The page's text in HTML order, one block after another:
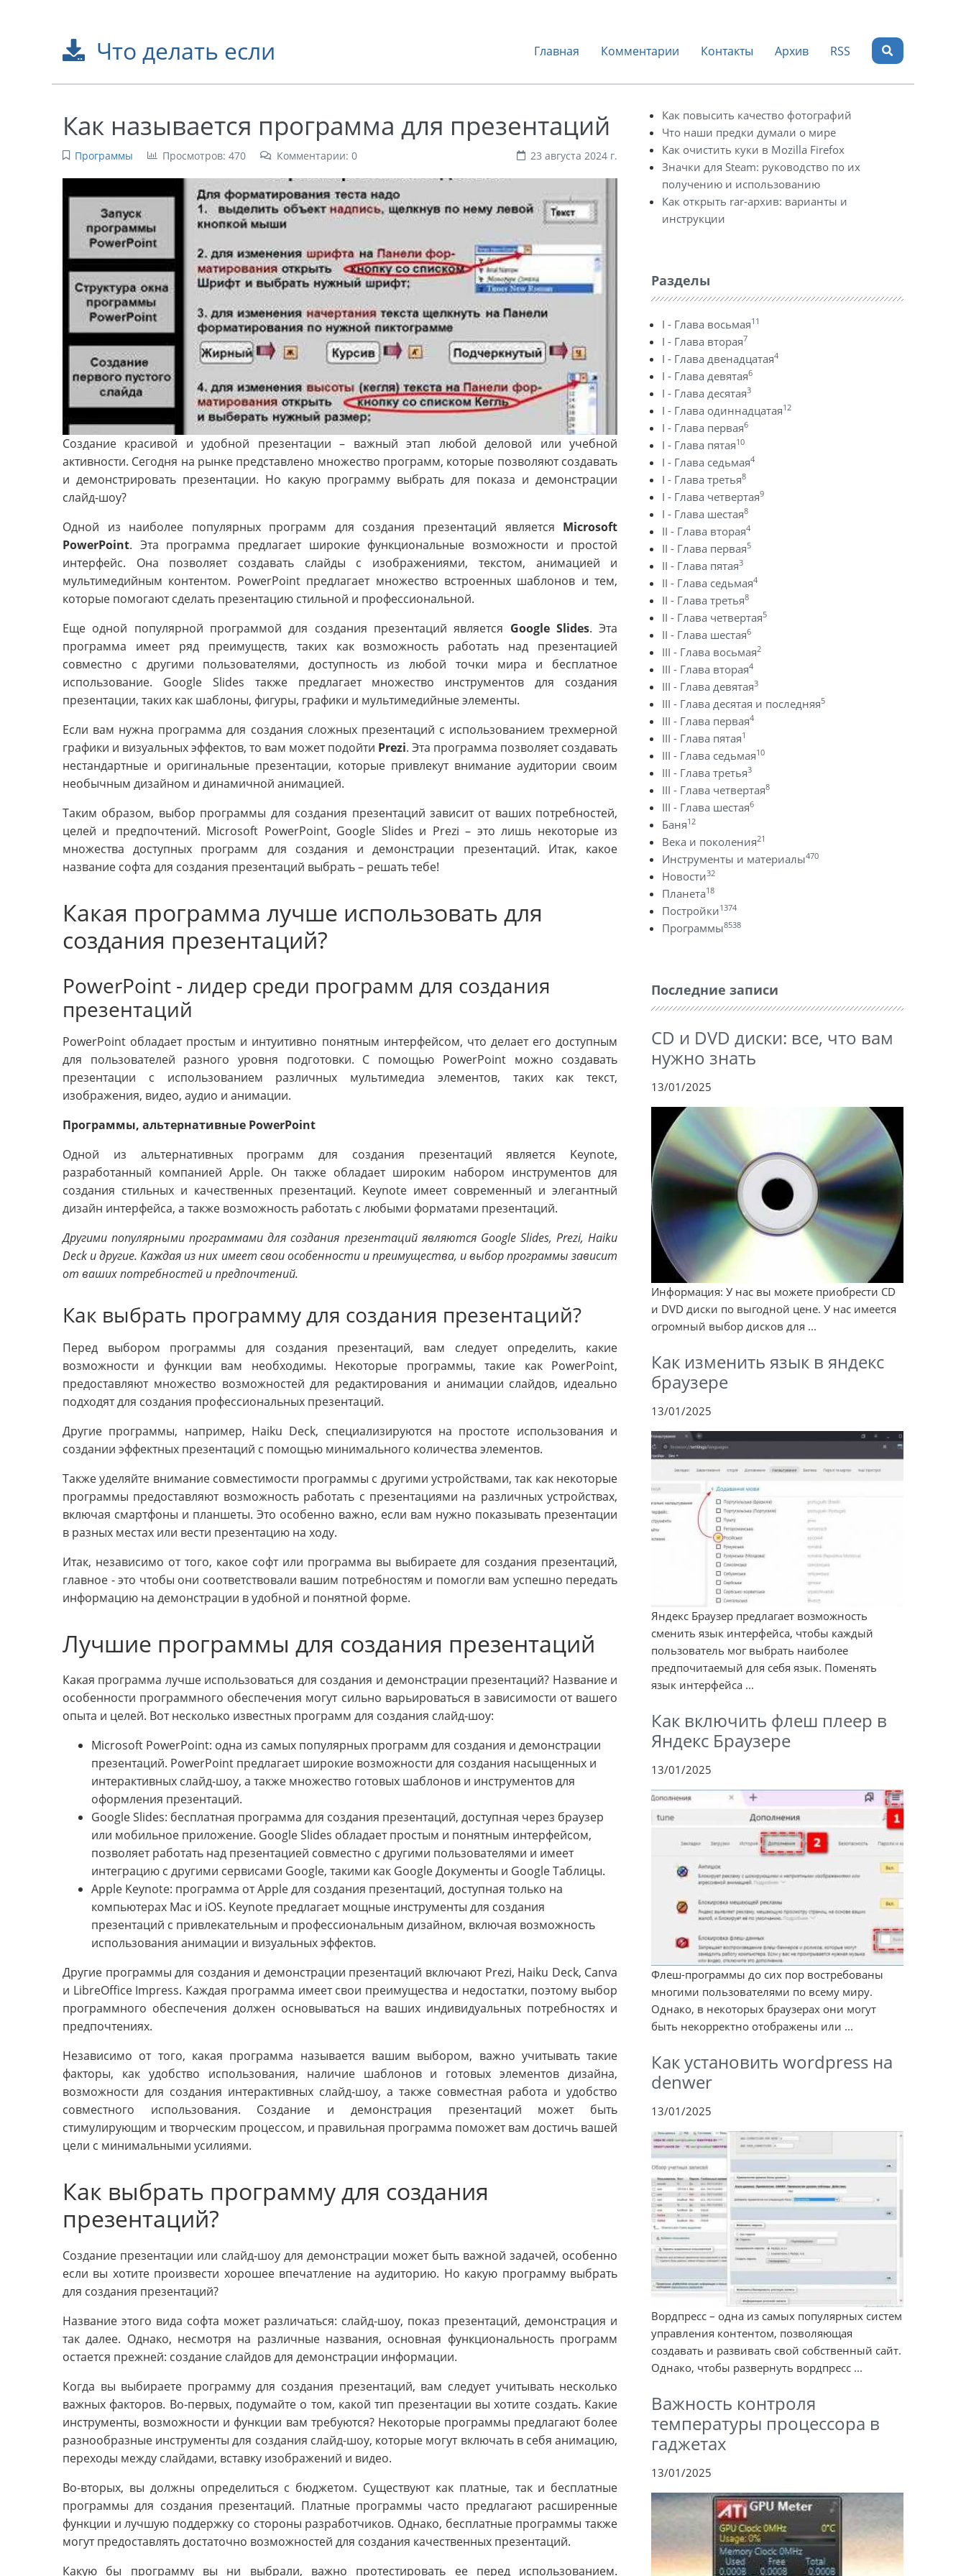
Что делать если Главная Комментарии Контакты Архив RSS
Как называется программа для презентаций
Программы Просмотров: 470 Комментарии: 0 23 августа 2024 г.
Создание красивой и удобной презентации – важный этап любой деловой или учебной
активности. Сегодня на рынке представлено множество программ, которые позволяют создавать
и демонстрировать презентации. Но какую программу выбрать для показа и демонстрации
слайд-шоу?
Одной из наиболее популярных программ для создания презентаций является Microsoft
PowerPoint. Эта программа предлагает широкие функциональные возможности и простой
интерфейс. Она позволяет создавать слайды с изображениями, текстом, анимацией и
мультимедийным контентом. PowerPoint предлагает множество встроенных шаблонов и тем,
которые помогают сделать презентацию стильной и профессиональной.
Еще одной популярной программой для создания презентаций является Google Slides. Эта
программа имеет ряд преимуществ, таких как возможность работать над презентацией
совместно с другими пользователями, доступность из любой точки мира и бесплатное
использование. Google Slides также предлагает множество инструментов для создания
презентации, таких как шаблоны, фигуры, графики и мультимедийные элементы.
Если вам нужна программа для создания сложных презентаций с использованием трехмерной
графики и визуальных эффектов, то вам может подойти Prezi. Эта программа позволяет создавать
нестандартные и оригинальные презентации, которые привлекут внимание аудитории своим
необычным дизайном и динамичной анимацией.
Таким образом, выбор программы для создания презентаций зависит от ваших потребностей,
целей и предпочтений. Microsoft PowerPoint, Google Slides и Prezi – это лишь некоторые из
множества доступных программ для создания и демонстрации презентаций. Итак, какое
название софта для создания презентаций выбрать – решать тебе!
Какая программа лучше использовать для
создания презентаций?
PowerPoint - лидер среди программ для создания
презентаций
PowerPoint обладает простым и интуитивно понятным интерфейсом, что делает его доступным
для пользователей разного уровня подготовки. С помощью PowerPoint можно создавать
презентации с использованием различных мультимедиа элементов, таких как текст,
изображения, видео, аудио и анимации.
Программы, альтернативные PowerPoint
Одной из альтернативных программ для создания презентаций является Keynote,
разработанный компанией Apple. Он также обладает широким набором инструментов для
создания стильных и качественных презентаций. Keynote имеет современный и элегантный
дизайн интерфейса, а также возможность работать с любыми форматами презентаций.
Другими популярными программами для создания презентаций являются Google Slides, Prezi, Haiku
Deck и другие. Каждая из них имеет свои особенности и преимущества, и выбор программы зависит
от ваших потребностей и предпочтений.
Как выбрать программу для создания презентаций?
Перед выбором программы для создания презентаций, вам следует определить, какие
возможности и функции вам необходимы. Некоторые программы, такие как PowerPoint,
предоставляют множество возможностей для редактирования и анимации слайдов, идеально
подходят для создания профессиональных презентаций.
Другие программы, например, Haiku Deck, специализируются на простоте использования и
создании эффектных презентаций с помощью минимального количества элементов.
Также уделяйте внимание совместимости программы с другими устройствами, так как некоторые
программы предоставляют возможность работать с презентациями на различных устройствах,
включая смартфоны и планшеты. Это особенно важно, если вам нужно показывать презентации
в разных местах или вести презентацию на ходу.
Итак, независимо от того, какое софт или программа вы выбираете для создания презентаций,
главное - это чтобы они соответствовали вашим потребностям и помогли вам успешно передать
информацию на демонстрации в удобной и понятной форме.
Лучшие программы для создания презентаций
Какая программа лучше использоваться для создания и демонстрации презентаций? Название и
особенности программного обеспечения могут сильно варьироваться в зависимости от вашего
опыта и целей. Вот несколько известных программ для создания слайд-шоу:
Microsoft PowerPoint: одна из самых популярных программ для создания и демонстрации
презентаций. PowerPoint предлагает широкие возможности для создания насыщенных и
интерактивных слайд-шоу, а также множество готовых шаблонов и инструментов для
оформления презентаций.
Google Slides: бесплатная программа для создания презентаций, доступная через браузер
или мобильное приложение. Google Slides обладает простым и понятным интерфейсом,
позволяет работать над презентацией совместно с другими пользователями и имеет
интеграцию с другими сервисами Google, такими как Google Документы и Google Таблицы.
Apple Keynote: программа от Apple для создания презентаций, доступная только на
компьютерах Mac и iOS. Keynote предлагает мощные инструменты для создания
презентаций с привлекательным и профессиональным дизайном, включая возможность
использования анимации и визуальных эффектов.
Другие программы для создания и демонстрации презентаций включают Prezi, Haiku Deck, Canva
и LibreOffice Impress. Каждая программа имеет свои преимущества и недостатки, поэтому выбор
программного обеспечения должен основываться на ваших индивидуальных потребностях и
предпочтениях.
Независимо от того, какая программа называется вашим выбором, важно учитывать такие
факторы, как удобство использования, наличие шаблонов и готовых элементов дизайна,
возможности для создания интерактивных слайд-шоу, а также совместная работа и удобство
совместного использования. Создание и демонстрация презентаций может быть
стимулирующим и творческим процессом, и правильная программа поможет вам достичь вашей
цели с минимальными усилиями.
Как выбрать программу для создания
презентаций?
Создание презентации или слайд-шоу для демонстрации может быть важной задачей, особенно
если вы хотите произвести хорошее впечатление на аудиторию. Но какую программу выбрать
для создания презентаций?
Название этого вида софта может различаться: слайд-шоу, показ презентаций, демонстрация и
так далее. Однако, несмотря на различные названия, основная функциональность программ
остается прежней: создание слайдов для демонстрации информации.
Когда вы выбираете программу для создания презентаций, вам следует учитывать несколько
важных факторов. Во-первых, подумайте о том, какой тип презентации вы хотите создать. Какие
инструменты, возможности и функции вам требуются? Некоторые программы предлагают более
разнообразные инструменты для создания слайд-шоу, которые могут включать в себя анимацию,
переходы между слайдами, вставку изображений и видео.
Во-вторых, вы должны определиться с бюджетом. Существуют как платные, так и бесплатные
программы для создания презентаций. Платные программы часто предлагают расширенные
функции и лучшую поддержку со стороны разработчиков. Однако, бесплатные программы также
могут предоставлять достаточно возможностей для создания качественных презентаций.
Какую бы программу вы ни выбрали, важно протестировать ее перед использованием.
Как повысить качество фотографий
Что наши предки думали о мире
Как очистить куки в Mozilla Firefox
Значки для Steam: руководство по их
получению и использованию
Как открыть rar-архив: варианты и
инструкции
Разделы
I - Глава восьмая11
I - Глава вторая7
I - Глава двенадцатая4
I - Глава девятая6
I - Глава десятая3
I - Глава одиннадцатая12
I - Глава первая6
I - Глава пятая10
I - Глава седьмая4
I - Глава третья8
I - Глава четвертая9
I - Глава шестая8
II - Глава вторая4
II - Глава первая5
II - Глава пятая3
II - Глава седьмая4
II - Глава третья8
II - Глава четвертая5
II - Глава шестая6
III - Глава восьмая2
III - Глава вторая4
III - Глава девятая3
III - Глава десятая и последняя5
III - Глава первая4
III - Глава пятая1
III - Глава седьмая10
III - Глава третья3
III - Глава четвертая8
III - Глава шестая6
Баня12
Века и поколения21
Инструменты и материалы470
Новости32
Планета18
Постройки1374
Программы8538
Последние записи
CD и DVD диски: все, что вам
нужно знать
13/01/2025
Информация: У нас вы можете приобрести CD
и DVD диски по выгодной цене. У нас имеется
огромный выбор дисков для ...
Как изменить язык в яндекс
браузере
13/01/2025
Яндекс Браузер предлагает возможность
сменить язык интерфейса, чтобы каждый
пользователь мог выбрать наиболее
предпочитаемый для себя язык. Поменять
язык интерфейса ...
Как включить флеш плеер в
Яндекс Браузере
13/01/2025
Флеш-программы до сих пор востребованы
многими пользователями по всему миру.
Однако, в некоторых браузерах они могут
быть некорректно отображены или ...
Как установить wordpress на
denwer
13/01/2025
Вордпресс – одна из самых популярных систем
управления контентом, позволяющая
создавать и развивать свой собственный сайт.
Однако, чтобы развернуть вордпресс ...
Важность контроля
температуры процессора в
гаджетах
13/01/2025